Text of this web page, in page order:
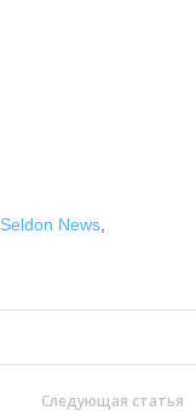
Seldon News
Следующая статья